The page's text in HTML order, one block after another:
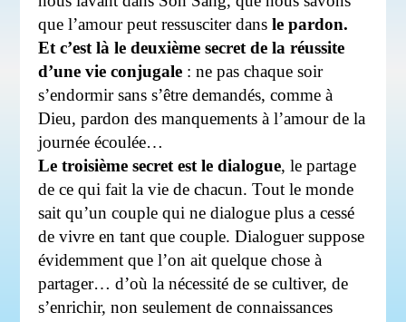
que l’amour peut ressusciter dans le pardon.
Et c’est là le deuxième secret de la réussite
d’une vie conjugale : ne pas chaque soir
s’endormir sans s’être demandés, comme à
Dieu, pardon des manquements à l’amour de la
journée écoulée…
Le troisième secret est le dialogue, le partage
de ce qui fait la vie de chacun. Tout le monde
sait qu’un couple qui ne dialogue plus a cessé
de vivre en tant que couple. Dialoguer suppose
évidemment que l’on ait quelque chose à
partager… d’où la nécessité de se cultiver, de
s’enrichir, non seulement de connaissances